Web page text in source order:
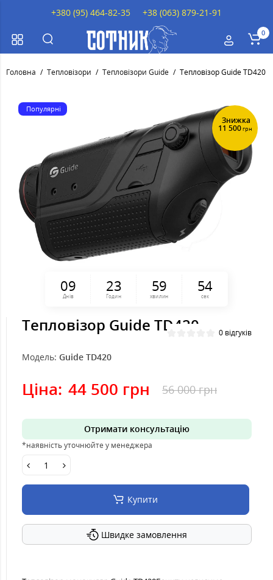
0
Головна Тепловізори Тепловізори Guide Тепловізор Guide TD420
Знижка
11 500грн
Популярні
09
Днів
23
Годин
59
хвилин
54
сек
Тепловізор Guide TD420 0 відгуків
Модель: Guide TD420
Ціна: 44 500 грн 56 000 грн
Отримати консультацію
*наявність уточнюйте у менеджера
Купити
Швидке замовлення
+380 (95) 464-82-35 +38 (063) 879-21-91